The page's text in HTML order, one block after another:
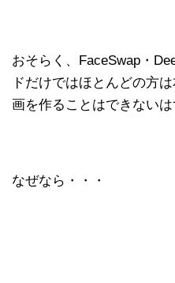
おそらく、FaceSwap・
ドだけではほとんどの方
画を作ることはできないは
なぜなら・・・